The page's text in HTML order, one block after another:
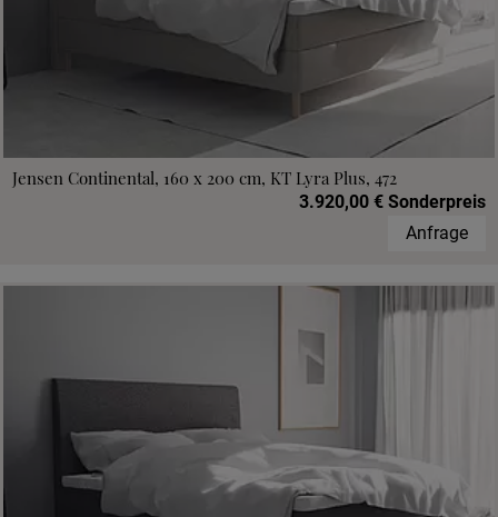
Jensen Continental, 160 x 200 cm, KT Lyra Plus, 472
3.920,00 € Sonderpreis
Anfrage